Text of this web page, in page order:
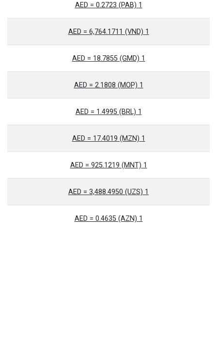
1 AED = 0.2723 (PAB)
1 AED = 6,764.1711 (VND)
1 AED = 18.7855 (GMD)
1 AED = 2.1808 (MOP)
1 AED = 1.4995 (BRL)
1 AED = 17.4019 (MZN)
1 AED = 925.1219 (MNT)
1 AED = 3,488.4950 (UZS)
1 AED = 0.4635 (AZN)